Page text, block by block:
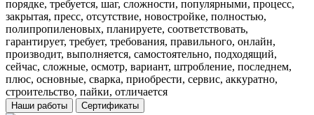
порядке, требуется, шаг, сложности, популярными, процесс,
закрытая, пресс, отсутствие, новостройке, полностью,
полипропиленовых, планируете, соответствовать,
гарантирует, требует, требования, правильного, онлайн,
производит, выполняется, самостоятельно, подходящий,
сейчас, сложные, осмотр, вариант, штробление, последнем,
плюс, основные, сварка, приобрести, сервис, аккуратно,
строительство, пайки, отличается
Наши работы Сертификаты